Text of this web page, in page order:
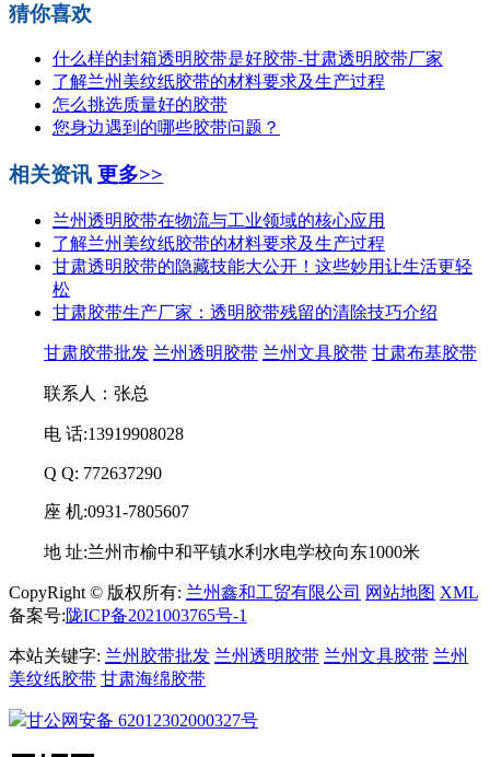
猜你喜欢
什么样的封箱透明胶带是好胶带-甘肃透明胶带厂家
了解兰州美纹纸胶带的材料要求及生产过程
怎么挑选质量好的胶带
您身边遇到的哪些胶带问题？
相关资讯 更多>>
兰州透明胶带在物流与工业领域的核心应用
了解兰州美纹纸胶带的材料要求及生产过程
甘肃透明胶带的隐藏技能大公开！这些妙用让生活更轻
松
甘肃胶带生产厂家：透明胶带残留的清除技巧介绍
甘肃胶带批发 兰州透明胶带 兰州文具胶带 甘肃布基胶带
联系人：张总
电 话:13919908028
Q Q: 772637290
座 机:0931-7805607
地 址:兰州市榆中和平镇水利水电学校向东1000米
CopyRight © 版权所有: 兰州鑫和工贸有限公司 网站地图 XML
备案号:陇ICP备2021003765号-1
本站关键字: 兰州胶带批发 兰州透明胶带 兰州文具胶带 兰州
美纹纸胶带 甘肃海绵胶带
甘公网安备 62012302000327号